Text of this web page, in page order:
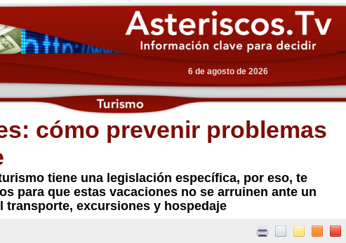
6 de agosto de 2026
cómo prevenir problemas
tiene una legislación específica, por eso, te
para que estas vacaciones no se arruinen ante un
transporte, excursiones y hospedaje